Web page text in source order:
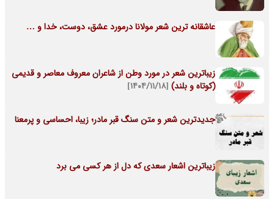
عاشقانه ترین شعر مولانا درمورد عشق، دوست، خدا و …
زیباترین شعر در مورد وطن از شاعران معروف معاصر و قدیمی
(کوتاه و بلند) [۱۴۰۴/۱۱/۱۸]
جدیدترین شعر و متن سنگ قبر مادر؛ زیبا، احساسی و پرمعنا
زیباترین اشعار سعدی که دل از هر کسی می برد